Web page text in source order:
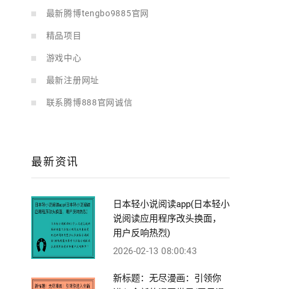
最新腾博tengbo9885官网
精品项目
游戏中心
最新注册网址
联系腾博888官网诚信
最新资讯
日本轻小说阅读app(日本轻小
说阅读应用程序改头换面，
用户反响热烈)
2026-02-13 08:00:43
新标题：无尽漫画：引领你